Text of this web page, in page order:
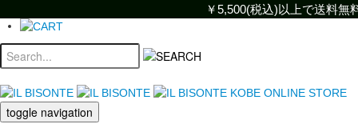
￥5,500(税込)以上で送料
toggle navigation
￥5,500(税込)以上で送料無